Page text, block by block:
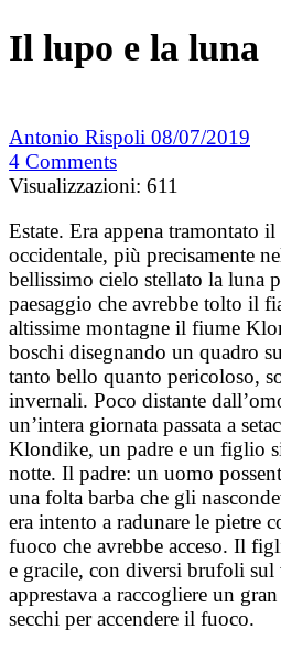
Il lupo e la luna
Antonio Rispoli 08/07/2019
4 Comments
Visualizzazioni: 611
Estate. Era appena tramontato
occidentale, più precisamente
bellissimo cielo stellato la luna
paesaggio che avrebbe tolto il
altissime montagne il fiume
boschi disegnando un quadro
tanto bello quanto pericoloso,
invernali. Poco distante
un’intera giornata passata a
Klondike, un padre e un figlio
notte. Il padre: un uomo
una folta barba che gli
era intento a radunare le pietre
fuoco che avrebbe acceso. Il
e gracile, con diversi brufoli sul
apprestava a raccogliere un
secchi per accendere il fuoco.